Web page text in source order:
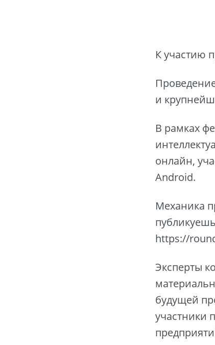
К участию
и
В рамках
онлайн,
Android.
Механика
https://
Эксперты
будущей
участники